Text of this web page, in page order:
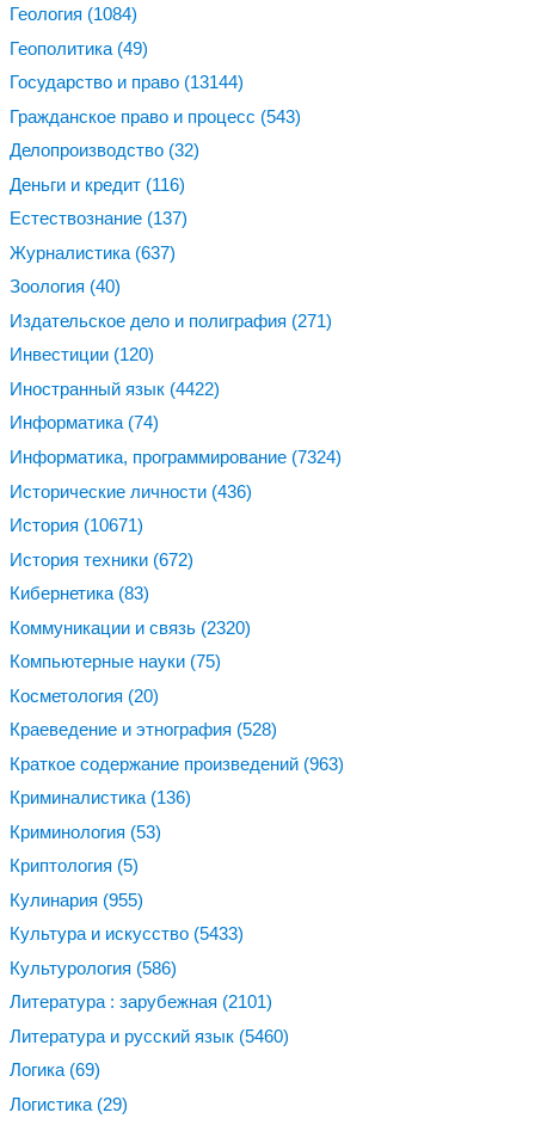
Геология (1084)
Геополитика (49)
Государство и право (13144)
Гражданское право и процесс (543)
Делопроизводство (32)
Деньги и кредит (116)
Естествознание (137)
Журналистика (637)
Зоология (40)
Издательское дело и полиграфия (271)
Инвестиции (120)
Иностранный язык (4422)
Информатика (74)
Информатика, программирование (7324)
Исторические личности (436)
История (10671)
История техники (672)
Кибернетика (83)
Коммуникации и связь (2320)
Компьютерные науки (75)
Косметология (20)
Краеведение и этнография (528)
Краткое содержание произведений (963)
Криминалистика (136)
Криминология (53)
Криптология (5)
Кулинария (955)
Культура и искусство (5433)
Культурология (586)
Литература : зарубежная (2101)
Литература и русский язык (5460)
Логика (69)
Логистика (29)